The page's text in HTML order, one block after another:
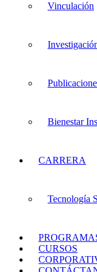
Vinculación
Bienestar
CARRERA
Tecnología
CURSOS